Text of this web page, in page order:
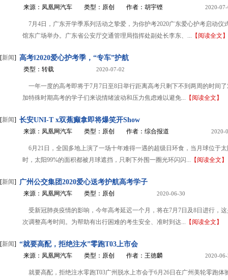
来源：凤凰网汽车 类型：原创 作者：胡宇铿 2020-
7月4日，广东开学季系列活动之挚爱，为你护考2020广东爱心护考启动仪
馆东广场举办。广东省公安厅交通管理局指挥处副处长李东、... 【阅读全文】
[新闻] 高考‖2020爱心护考季，“专车”护航
类型：转载 2020-07-02
一年一度的高考即将于7月7日至8日举行距离高考只剩下不到两周的时间
加特殊时期高考的学子们来说情绪波动和压力焦虑难以避免... 【阅读全文】
[新闻] 长安UNI-T x双蕉癫拿即将爆笑开Show
来源：凤凰网汽车 类型：原创 作者：综合报道 2020-
6月21日，全国多地上演了一场十年难得一遇的超级日环食，当月球位于
时，太阳99%的面积都被月球遮挡，只剩下外围一圈光环闪闪... 【阅读全文】
[新闻] 广州公交集团2020爱心送考护航高考学子
来源：凤凰网汽车 类型：原创 2020-06-30
受新冠肺炎疫情的影响，今年高考延迟一个月，将在7月7日及8日进行，
次调整高考时间。为帮助有出行困难的考生安全、准时到达... 【阅读全文】
[新闻] “就要高配，拒绝注水”零跑T03上市会
来源：凤凰网汽车 类型：原创 作者：王徳麟 2020-
就要高配，拒绝注水零跑T03广州脱水上市会于6月26日在广州美轮零跑体